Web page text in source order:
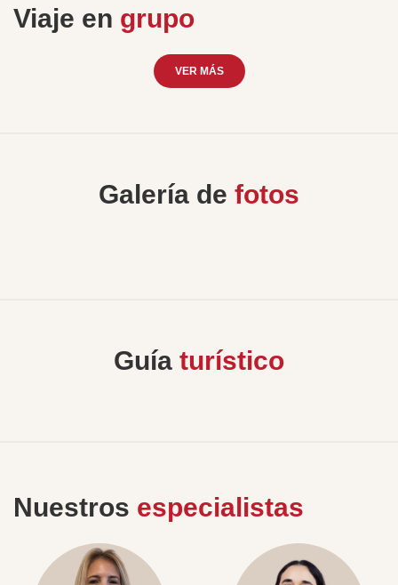
Viaje en grupo
VER MÁS
Galería de fotos
Guía turístico
Nuestros especialistas